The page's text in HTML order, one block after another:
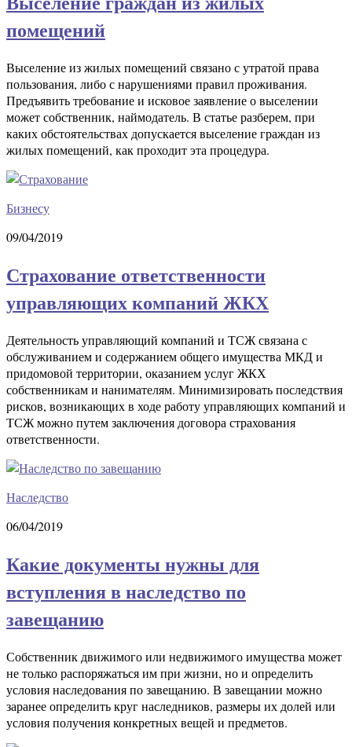
помещений
Выселение из жилых помещений связано с утратой права
пользования, либо с нарушениями правил проживания.
Предъявить требование и исковое заявление о выселении
может собственник, наймодатель. В статье разберем, при
каких обстоятельствах допускается выселение граждан из
жилых помещений, как проходит эта процедура.
Бизнесу
09/04/2019
Страхование ответственности
управляющих компаний ЖКХ
Деятельность управляющий компаний и ТСЖ связана с
обслуживанием и содержанием общего имущества МКД и
придомовой территории, оказанием услуг ЖКХ
собственникам и нанимателям. Минимизировать последствия
рисков, возникающих в ходе работу управляющих компаний и
ТСЖ можно путем заключения договора страхования
ответственности.
Наследство
06/04/2019
Какие документы нужны для
вступления в наследство по
завещанию
Собственник движимого или недвижимого имущества может
не только распоряжаться им при жизни, но и определить
условия наследования по завещанию. В завещании можно
заранее определить круг наследников, размеры их долей или
условия получения конкретных вещей и предметов.